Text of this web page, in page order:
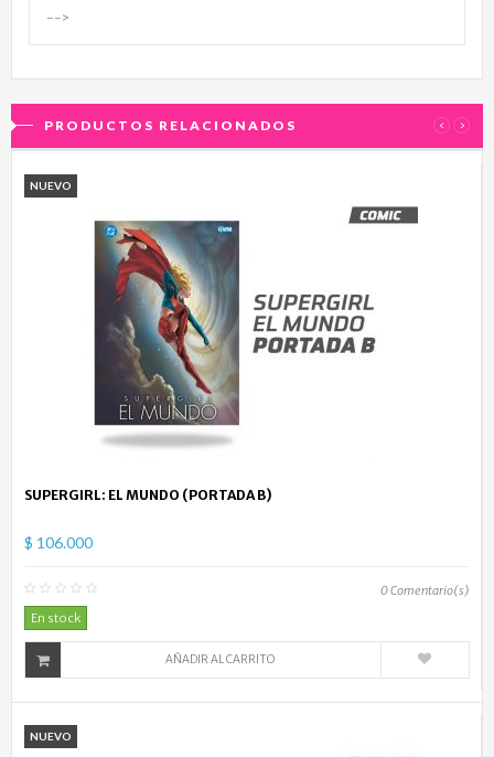
-->
PRODUCTOS RELACIONADOS ‹ ›
NUEVO
SUPERGIRL: EL MUNDO (PORTADA B)
$ 106.000
0Comentario(s)
En stock
AÑADIR AL CARRITO
NUEVO